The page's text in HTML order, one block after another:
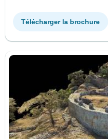
Télécharger la brochure